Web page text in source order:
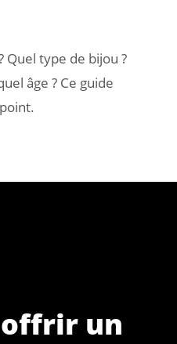
Quel type de bijou ?
âge ? Ce guide
un